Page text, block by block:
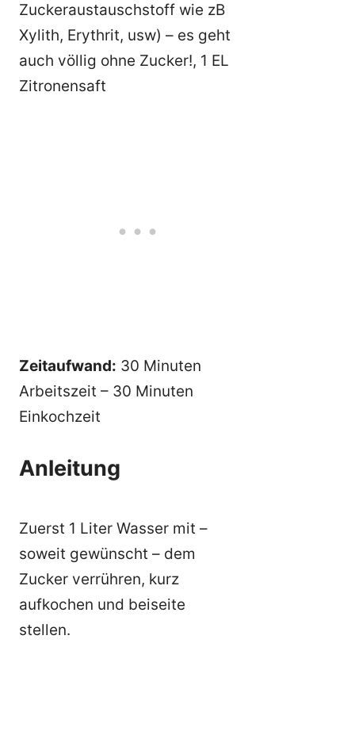
Zuckeraustauschstoff wie zB
Xylith, Erythrit, usw) – es geht
auch völlig ohne Zucker!, 1 EL
Zitronensaft
Zeitaufwand: 30 Minuten
Arbeitszeit – 30 Minuten
Einkochzeit
Anleitung
Zuerst 1 Liter Wasser mit –
soweit gewünscht – dem
Zucker verrühren, kurz
aufkochen und beiseite
stellen.